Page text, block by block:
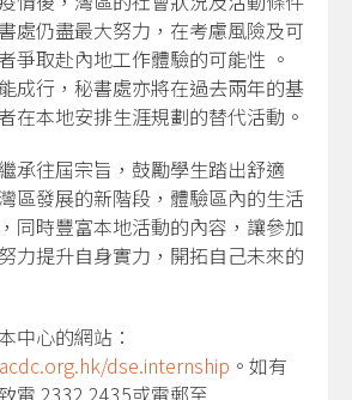
處仍盡最大努力，在考慮風險及可
爭取赴內地工作體驗的可能性 。
成行，秘書處亦將在過去兩年的基
在本地安排生涯規劃的替代活動。
承往屆宗旨，鼓勵學生踏出舒適
區發展的新階段，體驗區內的生活
同時豐富本地活動的內容，讓參加
力提升自身實力，開拓自己未來的
中心的網站：
dse.internship 。如有
電 2332 2435或電郵至